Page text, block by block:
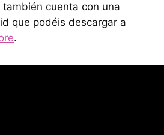
cuenta con una
que podéis descargar a
.